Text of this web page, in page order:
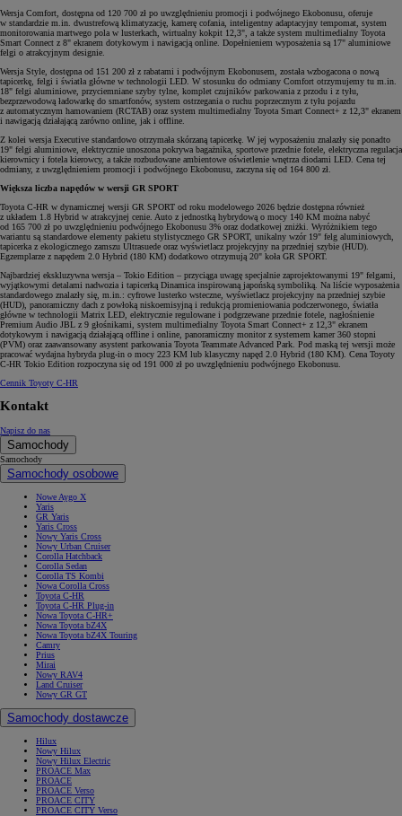
Wersja Comfort, dostępna od 120 700 zł po uwzględnieniu promocji i podwójnego Ekobonusu, oferuje
w standardzie m.in. dwustrefową klimatyzację, kamerę cofania, inteligentny adaptacyjny tempomat, system
monitorowania martwego pola w lusterkach, wirtualny kokpit 12,3", a także system multimedialny Toyota
Smart Connect z 8" ekranem dotykowym i nawigacją online. Dopełnieniem wyposażenia są 17" aluminiowe
felgi o atrakcyjnym designie.
Wersja Style, dostępna od 151 200 zł z rabatami i podwójnym Ekobonusem, została wzbogacona o nową
tapicerkę, felgi i światła główne w technologii LED. W stosunku do odmiany Comfort otrzymujemy tu m.in.
18" felgi aluminiowe, przyciemniane szyby tylne, komplet czujników parkowania z przodu i z tyłu,
bezprzewodową ładowarkę do smartfonów, system ostrzegania o ruchu poprzecznym z tyłu pojazdu
z automatycznym hamowaniem (RCTAB) oraz system multimedialny Toyota Smart Connect+ z 12,3" ekranem
i nawigacją działającą zarówno online, jak i offline.
Z kolei wersja Executive standardowo otrzymała skórzaną tapicerkę. W jej wyposażeniu znalazły się ponadto
19" felgi aluminiowe, elektrycznie unoszona pokrywa bagażnika, sportowe przednie fotele, elektryczna regulacja
kierownicy i fotela kierowcy, a także rozbudowane ambientowe oświetlenie wnętrza diodami LED. Cena tej
odmiany, z uwzględnieniem promocji i podwójnego Ekobonusu, zaczyna się od 164 800 zł.
Większa liczba napędów w wersji GR SPORT
Toyota C-HR w dynamicznej wersji GR SPORT od roku modelowego 2026 będzie dostępna również
z układem 1.8 Hybrid w atrakcyjnej cenie. Auto z jednostką hybrydową o mocy 140 KM można nabyć
od 165 700 zł po uwzględnieniu podwójnego Ekobonusu 3% oraz dodatkowej zniżki. Wyróżnikiem tego
wariantu są standardowe elementy pakietu stylistycznego GR SPORT, unikalny wzór 19" felg aluminiowych,
tapicerka z ekologicznego zamszu Ultrasuede oraz wyświetlacz projekcyjny na przedniej szybie (HUD).
Egzemplarze z napędem 2.0 Hybrid (180 KM) dodatkowo otrzymują 20" koła GR SPORT.
Najbardziej ekskluzywna wersja – Tokio Edition – przyciąga uwagę specjalnie zaprojektowanymi 19" felgami,
wyjątkowymi detalami nadwozia i tapicerką Dinamica inspirowaną japońską symboliką. Na liście wyposażenia
standardowego znalazły się, m.in.: cyfrowe lusterko wsteczne, wyświetlacz projekcyjny na przedniej szybie
(HUD), panoramiczny dach z powłoką niskoemisyjną i redukcją promieniowania podczerwonego, światła
główne w technologii Matrix LED, elektrycznie regulowane i podgrzewane przednie fotele, nagłośnienie
Premium Audio JBL z 9 głośnikami, system multimedialny Toyota Smart Connect+ z 12,3" ekranem
dotykowym i nawigacją działającą offline i online, panoramiczny monitor z systemem kamer 360 stopni
(PVM) oraz zaawansowany asystent parkowania Toyota Teammate Advanced Park. Pod maską tej wersji może
pracować wydajna hybryda plug-in o mocy 223 KM lub klasyczny napęd 2.0 Hybrid (180 KM). Cena Toyoty
C-HR Tokio Edition rozpoczyna się od 191 000 zł po uwzględnieniu podwójnego Ekobonusu.
Cennik Toyoty C-HR
Kontakt
Napisz do nas
Samochody
Samochody
Samochody osobowe
Nowe Aygo X
Yaris
GR Yaris
Yaris Cross
Nowy Yaris Cross
Nowy Urban Cruiser
Corolla Hatchback
Corolla Sedan
Corolla TS Kombi
Nowa Corolla Cross
Toyota C-HR
Toyota C-HR Plug-in
Nowa Toyota C-HR+
Nowa Toyota bZ4X
Nowa Toyota bZ4X Touring
Camry
Prius
Mirai
Nowy RAV4
Land Cruiser
Nowy GR GT
Samochody dostawcze
Hilux
Nowy Hilux
Nowy Hilux Electric
PROACE Max
PROACE
PROACE Verso
PROACE CITY
PROACE CITY Verso